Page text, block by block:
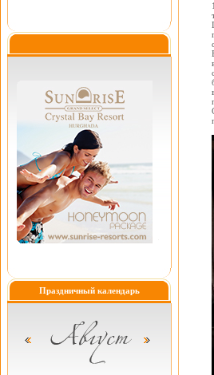
Праздничный календарь